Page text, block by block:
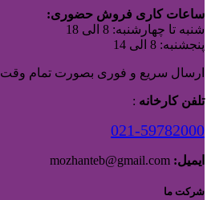
ساعات کاری فروش حضوری:
شنبه تا چهارشنبه: 8 الی 18
پنجشنبه: 8 الی 14
ارسال سریع و فوری بصورت تمام وقت
تلفن کارخانه :
021-59782000
ایمیل:
شرکت ما